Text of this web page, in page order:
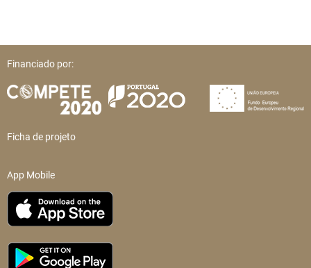
Financiado por:
Ficha de projeto
App Mobile